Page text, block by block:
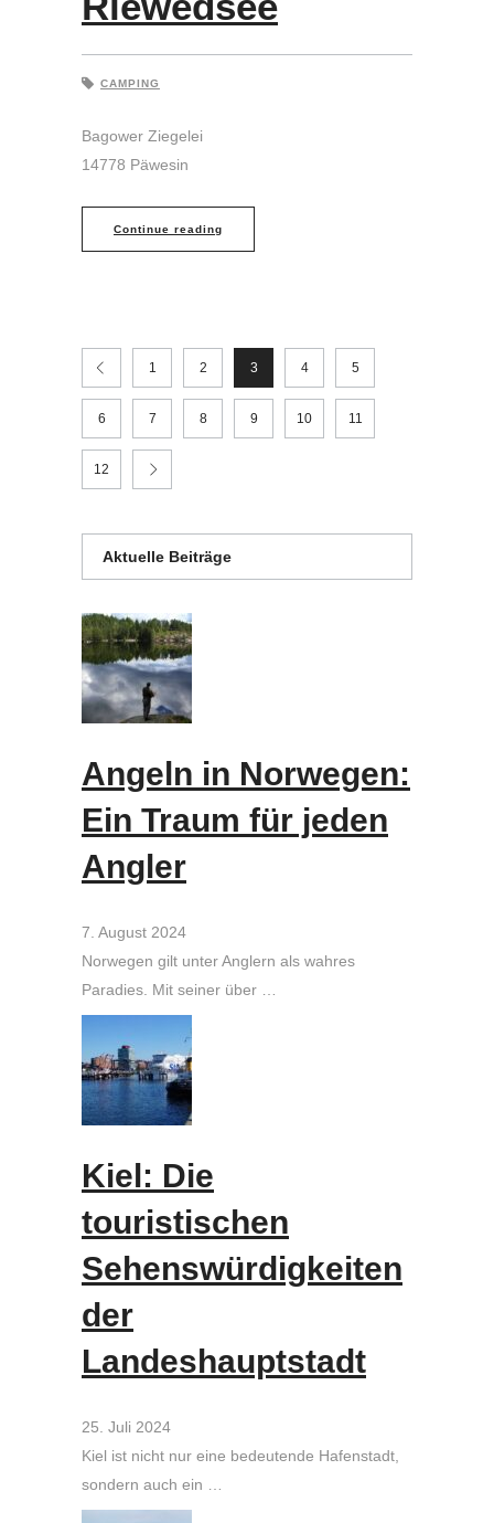
CAMPING
Bagower Ziegelei
14778 Päwesin
Continue reading
1 2 3 4 5
6 7 8 9 10 11
12
Aktuelle Beiträge
Angeln in Norwegen:
Ein Traum für jeden
Angler
7. August 2024
Norwegen gilt unter Anglern als wahres
Paradies. Mit seiner über …
Kiel: Die
touristischen
Sehenswürdigkeiten
der
Landeshauptstadt
25. Juli 2024
Kiel ist nicht nur eine bedeutende Hafenstadt,
sondern auch ein …